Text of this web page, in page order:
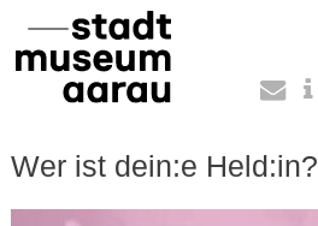
Wer ist dein:e Held:in?